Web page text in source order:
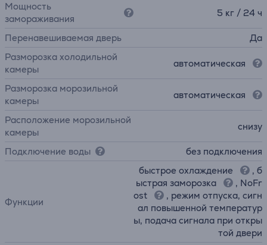
Мощность
замораживания
5 кг / 24 ч
Перенавешиваемая дверь
Да
Разморозка холодильной
камеры
автоматическая
Разморозка морозильной
камеры
автоматическая
Расположение морозильной
камеры
снизу
Подключение воды без подключения
Функции
быстрое охлаждение
, б
ыстрая заморозка
, NoFr
ost
, режим отпуска, сигн
ал повышенной температур
ы, подача сигнала при откры
той двери